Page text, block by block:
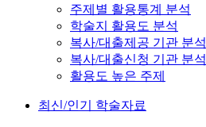
주제별 활용통계 분석
학술지 활용도 분석
복사/대출제공 기관 분석
복사/대출신청 기관 분석
활용도 높은 주제
최신/인기 학술자료